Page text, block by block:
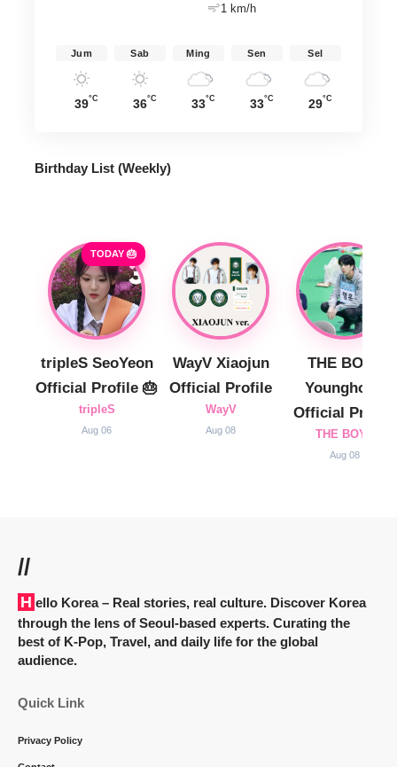
1 km/h
Jum
39°C
Sab
36°C
Ming
33°C
Sen
33°C
Sel
29°C
Birthday List (Weekly)
TODAY 🎂
tripleS SeoYeon
Official Profile 🎂
tripleS
Aug 06
WayV Xiaojun
Official Profile
WayV
Aug 08
THE BOYZ
Younghoon
Official Profile
THE BOYZ
Aug 08
//
Hello Korea– Real stories, real culture. Discover Korea
through the lens of Seoul-based experts. Curating the
best of K-Pop, Travel, and daily life for the global
audience.
Quick Link
Privacy Policy